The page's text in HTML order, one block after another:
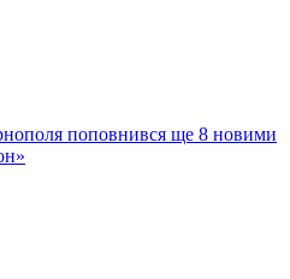
поповнився ще 8 новими